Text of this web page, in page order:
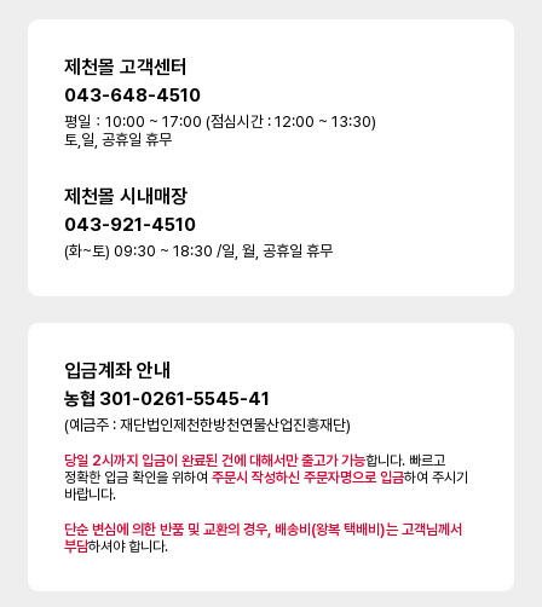
제천몰 고객센터
043-648-4510
평일：10:00 ~ 17:00 (점심시간 : 12:00 ~ 13:30)
토,일, 공휴일 휴무
제천몰 시내매장
043-921-4510
(화~토) 09:30 ~ 18:30 /일, 월, 공휴일 휴무
입금계좌 안내
농협 301-0261-5545-41
(예금주 : 재단법인제천한방천연물산업진흥재단)
당일 2시까지 입금이 완료된 건에 대해서만 출고가 가능합니다. 빠르고
정확한 입금 확인을 위하여주문시 작성하신 주문자명으로 입금하여 주시기
바랍니다.
단순 변심에 의한 반품 및 교환의 경우, 배송비(왕복 택배비)는 고객님께서
부담하셔야 합니다.